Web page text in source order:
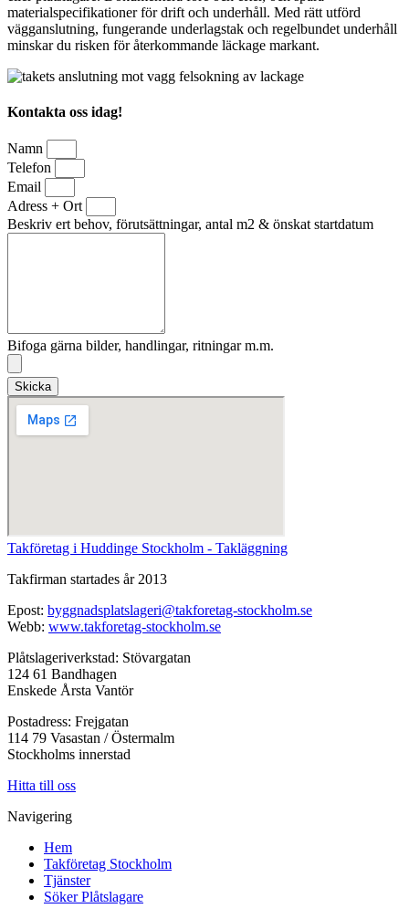
materialspecifikationer för drift och underhåll. Med rätt utförd
vägganslutning, fungerande underlagstak och regelbundet underhåll
minskar du risken för återkommande läckage markant.
Kontakta oss idag!
Namn
Telefon
Email
Adress + Ort
Beskriv ert behov, förutsättningar, antal m2 & önskat startdatum
Bifoga gärna bilder, handlingar, ritningar m.m.
Skicka
Takföretag i Huddinge Stockholm - Takläggning
Takfirman startades år 2013
Epost: byggnadsplatslageri@takforetag-stockholm.se
Webb: www.takforetag-stockholm.se
Plåtslageriverkstad: Stövargatan
124 61 Bandhagen
Enskede Årsta Vantör
Postadress: Frejgatan
114 79 Vasastan / Östermalm
Stockholms innerstad
Hitta till oss
Navigering
Hem
Takföretag Stockholm
Tjänster
Söker Plåtslagare